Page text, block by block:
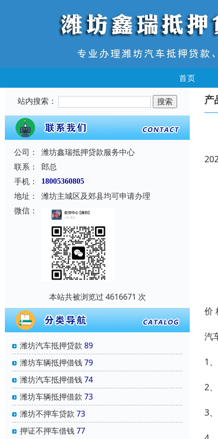
首页
站内搜索：
公司：
潍坊鑫瑞抵押贷款服务中心
联系：
郎总
手机：
18005360805
地址：
潍坊主城区及郊县均可申请办理
微信：
本站共被浏览过 4616671 次
潍坊汽车抵押贷款 89
潍坊车辆抵押借钱79
潍坊汽车抵押借钱74
潍坊车辆抵押借款 73
潍坊不押车贷款 73
押证不押车借钱77
产
价
汽
1
2
3